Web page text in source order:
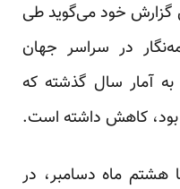
گزارش خود می‌گوید طی
میلادی ۶۶ روزنامه‌نگار در سراسر جهان
آمار سال گذشته که
هشتم ماه دسامبر، در